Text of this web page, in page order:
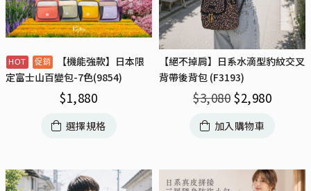
【機能強款】日本限
定富士山百變包-7色(9854)
$1,880
選擇規格
【絕不掉肩】日系水滴型豹紋交叉
背帶後背包 (F3193)
$3,080 $2,980
加入購物車